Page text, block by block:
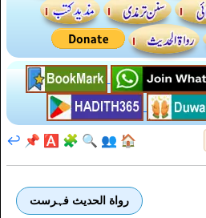
🏠
👥
🔍
🧩
🅰️
📌
↩️
رواة الحديث فہرست